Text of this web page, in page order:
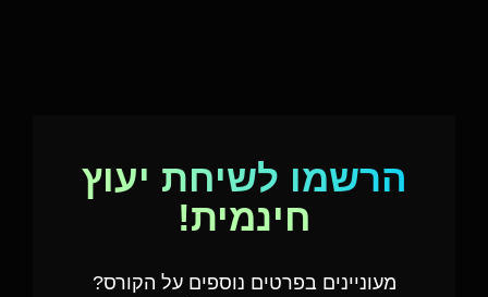
הרשמו לשיחת יעוץ
חינמית!
מעוניינים בפרטים נוספים על הקורס?